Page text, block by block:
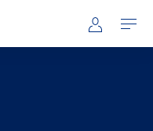
Mijn NS
Openen